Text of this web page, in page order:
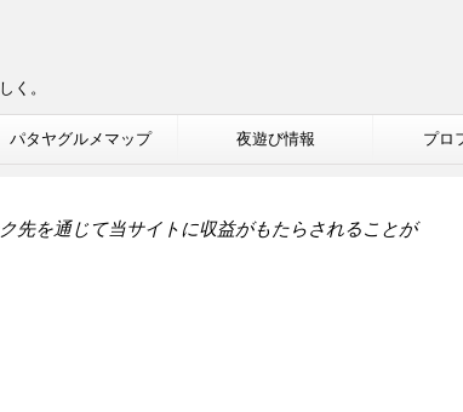
く。
パタヤグルメマップ 夜遊び情報 プロ
先を通じて当サイトに収益がもたらされることが